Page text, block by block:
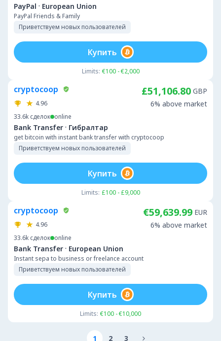
PayPal · European Union
PayPal Friends & Family
Приветствуем новых пользователей
Limits: €100 - €2,000
Купить
cryptocoop
4.96
33.6k сделок online
Bank Transfer · Гибралтар
get bitcoin with instant bank transfer with cryptocoop
Приветствуем новых пользователей
£51,106.80 GBP
6% above market
Limits: £100 - £9,000
Купить
cryptocoop
4.96
33.6k сделок online
Bank Transfer · European Union
Instant sepa to business or freelance account
Приветствуем новых пользователей
€59,639.99 EUR
6% above market
Limits: €100 - €10,000
Купить
1 2 3 